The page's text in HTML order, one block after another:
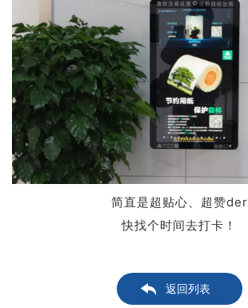
简直是超贴心、超赞der
快找个时间去打卡！
返回列表